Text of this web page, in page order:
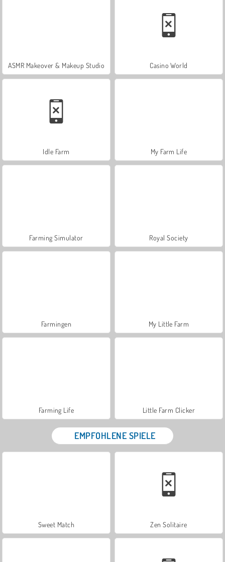
ASMR Makeover & Makeup Studio Casino World
Idle Farm My Farm Life
Farming Simulator Royal Society
Farmingen My Little Farm
Farming Life Little Farm Clicker
EMPFOHLENE SPIELE
Sweet Match Zen Solitaire